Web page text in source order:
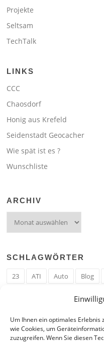
Um Ihnen ein optimales
wie Cookies, um
zuzugreifen. Wenn Sie diesen
Projekte
Seltsam
TechTalk
LINKS
CCC
Chaosdorf
Honig aus Krefeld
Seidenstadt Geocacher
Wie spät ist es ?
Wunschliste
ARCHIV
SCHLAGWÖRTER
23 ATI Auto Blog
Google
Hack Hand